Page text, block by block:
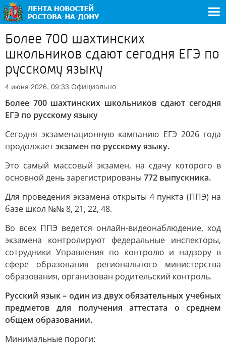
Более 700 шахтинских
школьников сдают сегодня ЕГЭ по
русскому языку
4 июня 2026, 09:33 Официально
Более 700 шахтинских школьников сдают сегодня
ЕГЭ по русскому языку
Сегодня экзаменационную кампанию ЕГЭ 2026 года
продолжаетэкзамен по русскому языку.
Это самый массовый экзамен, на сдачу которого в
основной день зарегистрированы 772 выпускника.
Для проведения экзамена открыты 4 пункта (ППЭ) на
базе школ №№ 8, 21, 22, 48.
Во всех ППЭ ведется онлайн-видеонаблюдение, ход
экзамена контролируют федеральные инспекторы,
сотрудники Управления по контролю и надзору в
сфере образования регионального министерства
образования, организован родительский контроль.
Русский язык – один из двух обязательных учебных
предметов для получения аттестата о среднем
общем образовании.
Минимальные пороги: